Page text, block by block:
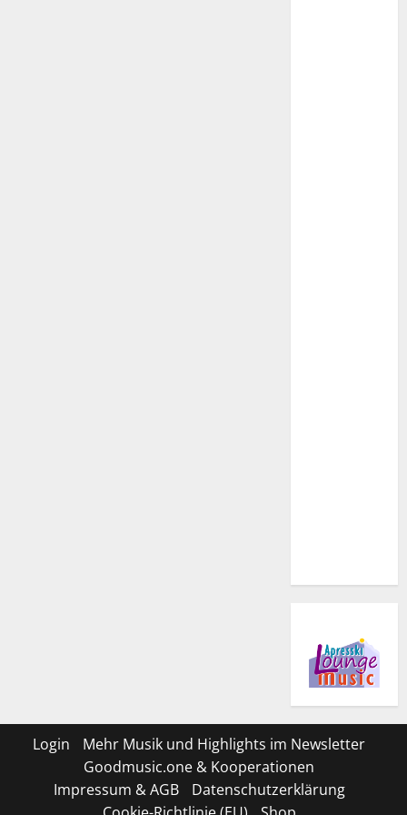
Login
Mehr Musik und Highlights im Newsletter
Goodmusic.one & Kooperationen
Impressum & AGB
Datenschutzerklärung